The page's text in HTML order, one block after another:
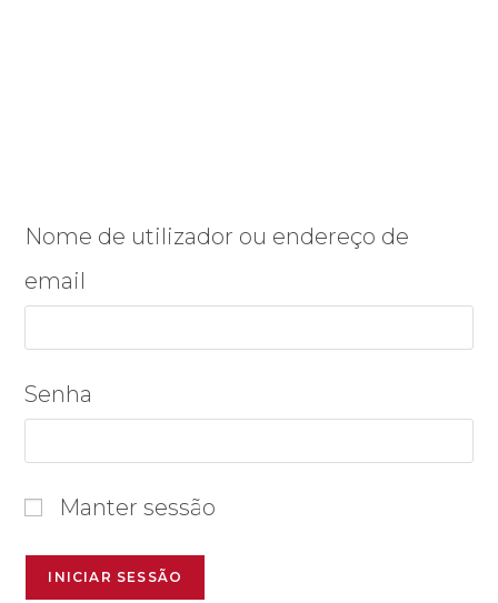
Nome de utilizador ou endereço de
email
Senha
Manter sessão